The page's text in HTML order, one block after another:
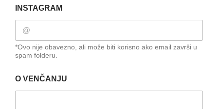
E
N
A
Č
U
L
INSTAGRAM
*Ovo nije obavezno, ali može biti korisno ako email završi u
spam folderu.
O VENČANJU